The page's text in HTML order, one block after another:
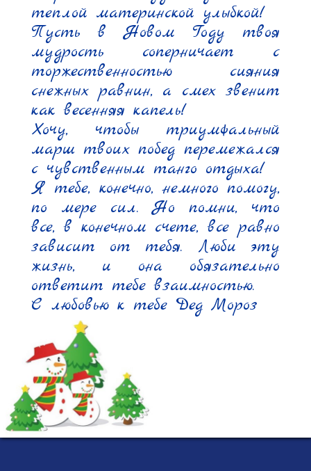
теплой материнской улыбкой!
Пусть в Новом Году твоя
мудрость соперничает с
торжественностью сияния
снежных равнин, а смех звенит
как весенняя капель!
Хочу, чтобы триумфальный
марш твоих побед перемежался
с чувственным танго отдыха!
Я тебе, конечно, немного помогу,
по мере сил. Но помни, что
все, в конечном счете, все равно
зависит от тебя. Люби эту
жизнь, и она обязательно
ответит тебе взаимностью.
С любовью к тебе Дед Мороз